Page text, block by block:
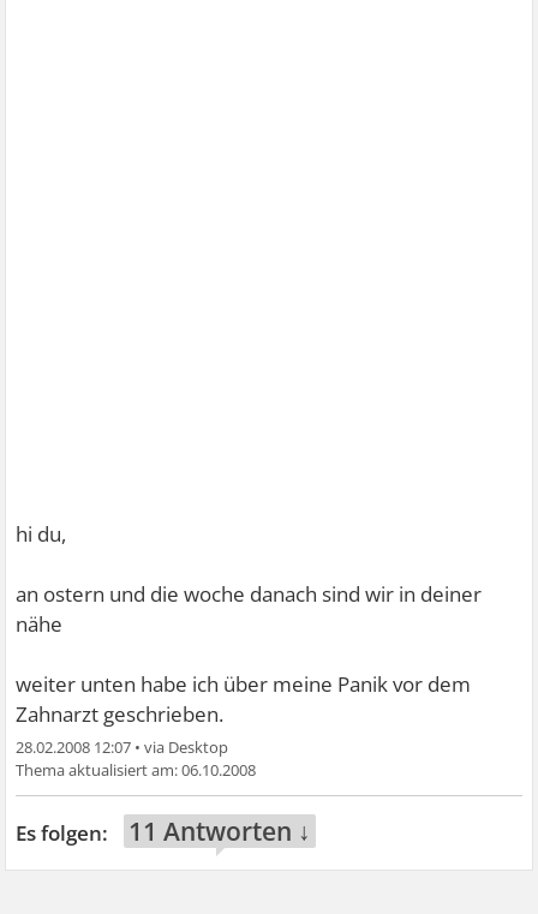
hi du,
an ostern und die woche danach sind wir in deiner
nähe
weiter unten habe ich über meine Panik vor dem
Zahnarzt geschrieben.
28.02.2008 12:07 •
06.10.2008
11 Antworten ↓